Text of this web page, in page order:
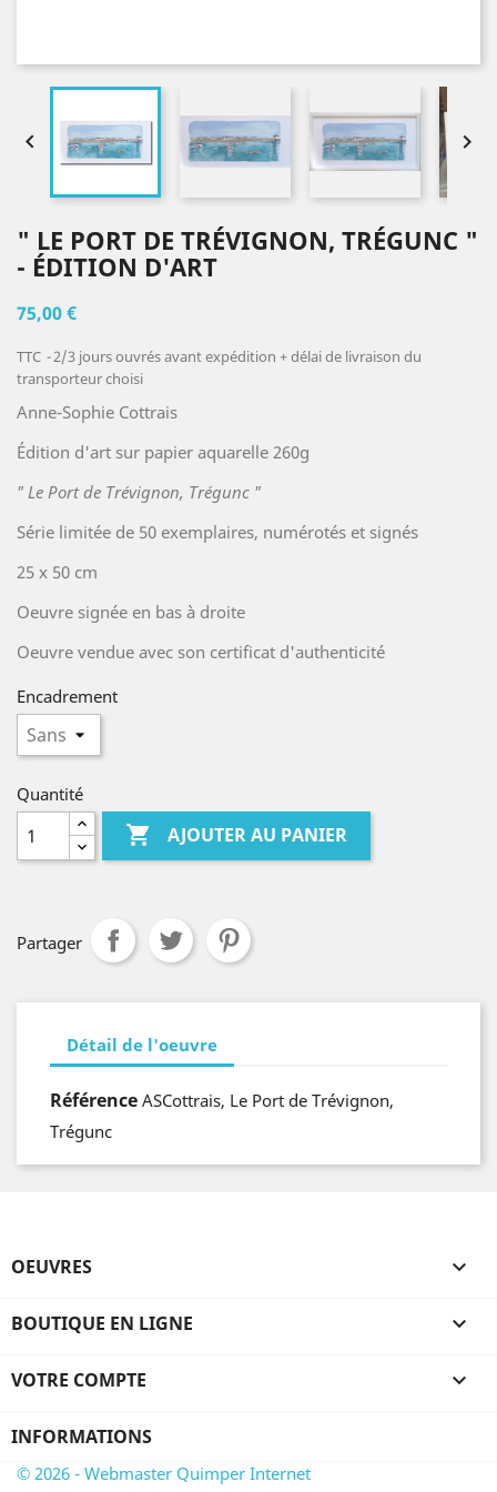
 
" LE PORT DE TRÉVIGNON, TRÉGUNC "
- ÉDITION D'ART
75,00 €
TTC
2/3 jours ouvrés avant expédition + délai de livraison du
transporteur choisi
Anne-Sophie Cottrais
Édition d'art sur papier aquarelle 260g
" Le Port de Trévignon, Trégunc "
Série limitée de 50 exemplaires, numérotés et signés
25 x 50 cm
Oeuvre signée en bas à droite
Oeuvre vendue avec son certificat d'authenticité
Encadrement
Quantité
 AJOUTER AU PANIER
Partager
Détail de l'oeuvre
Référence ASCottrais, Le Port de Trévignon,
Trégunc
OEUVRES 
BOUTIQUE EN LIGNE 
VOTRE COMPTE 
INFORMATIONS
© 2026 - Webmaster Quimper Internet